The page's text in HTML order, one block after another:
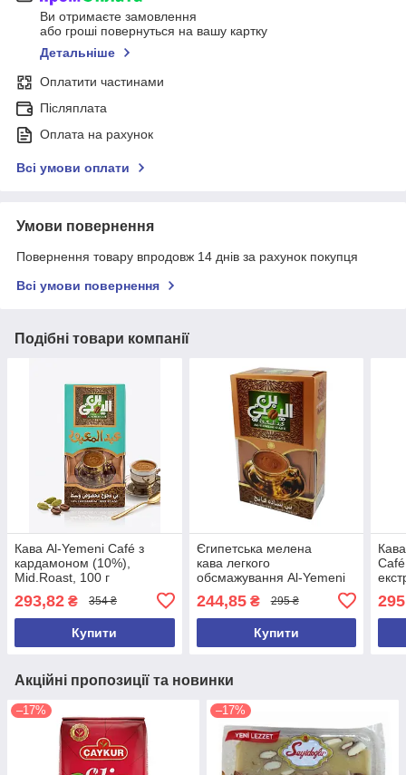
Ви отримаєте замовлення
або гроші повернуться на вашу картку
Детальніше
Оплатити частинами
Післяплата
Оплата на рахунок
Всі умови оплати
Умови повернення
Повернення товару впродовж 14 днів за рахунок покупця
Всі умови повернення
Подібні товари компанії
Кава Al-Yemeni Café з
кардамоном (10%),
Mid.Roast, 100 г
293,82 ₴ 354 ₴
Купити
Єгипетська мелена
кава легкого
обсмажування Al-Yemeni
Café Abdel Ma'boud Light
roast 100 г, Єгипет
244,85₴ 295 ₴
Купити
Акційні пропозиції та новинки
–17% –17%